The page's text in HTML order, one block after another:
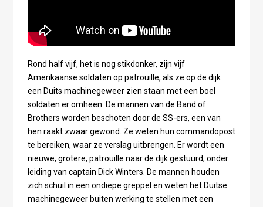
Rond half vijf, het is nog stikdonker, zijn vijf
Amerikaanse soldaten op patrouille, als ze op de dijk
een Duits machinegeweer zien staan met een boel
soldaten er omheen. De mannen van de Band of
Brothers worden beschoten door de SS-ers, een van
hen raakt zwaar gewond. Ze weten hun commandopost
te bereiken, waar ze verslag uitbrengen. Er wordt een
nieuwe, grotere, patrouille naar de dijk gestuurd, onder
leiding van captain Dick Winters. De mannen houden
zich schuil in een ondiepe greppel en weten het Duitse
machinegeweer buiten werking te stellen met een